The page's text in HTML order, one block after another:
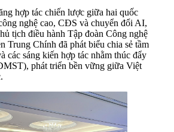
hợp tác chiến lược giữa hai quốc
nghệ cao, CĐS và chuyển đổi AI,
tịch điều hành Tập đoàn Công nghệ
Trung Chính đã phát biểu chia sẻ tầm
các sáng kiến hợp tác nhằm thúc đẩy
phát triển bền vững giữa Việt